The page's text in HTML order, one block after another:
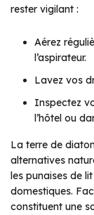
rester vigilant :
Aérez
l’aspirateur.
Lavez vos
Inspectez
l’hôtel ou
La terre de
alternatives
les punaises de
domestiques.
constituent une